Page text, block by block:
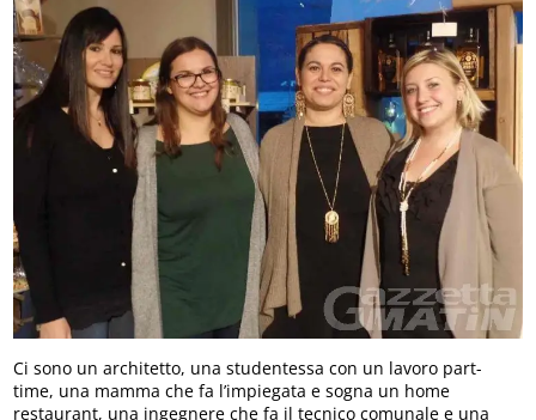
Ci sono un architetto, una studentessa con un lavoro part-
time, una mamma che fa l’impiegata e sogna un home
restaurant, una ingegnere che fa il tecnico comunale e una